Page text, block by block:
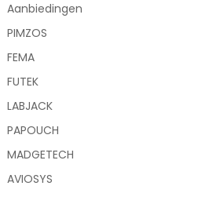
Aanbiedingen
PIMZOS
FEMA
FUTEK
LABJACK
PAPOUCH
MADGETECH
AVIOSYS